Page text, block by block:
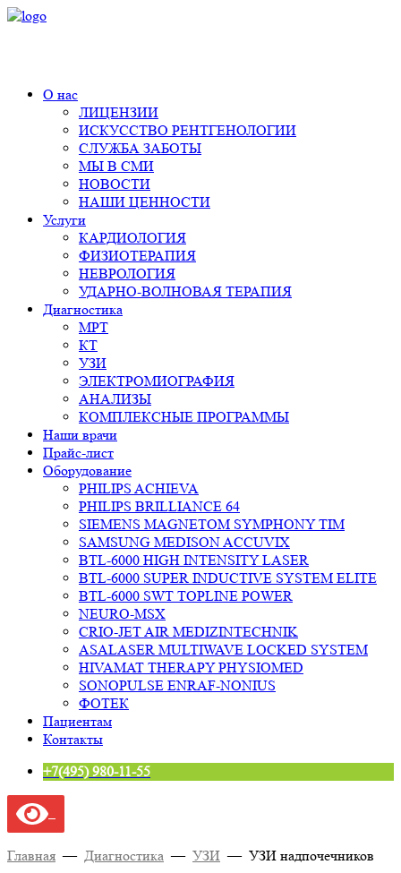
О нас
ЛИЦЕНЗИИ
ИСКУССТВО РЕНТГЕНОЛОГИИ
СЛУЖБА ЗАБОТЫ
МЫ В СМИ
НОВОСТИ
НАШИ ЦЕННОСТИ
Услуги
КАРДИОЛОГИЯ
ФИЗИОТЕРАПИЯ
НЕВРОЛОГИЯ
УДАРНО-ВОЛНОВАЯ ТЕРАПИЯ
Диагностика
МРТ
КТ
УЗИ
ЭЛЕКТРОМИОГРАФИЯ
АНАЛИЗЫ
КОМПЛЕКСНЫЕ ПРОГРАММЫ
Наши врачи
Прайс-лист
Оборудование
PHILIPS ACHIEVA
PHILIPS BRILLIANCE 64
SIEMENS MAGNETOM SYMPHONY TIM
SAMSUNG MEDISON ACCUVIX
BTL-6000 HIGH INTENSITY LASER
BTL-6000 SUPER INDUCTIVE SYSTEM ELITE
BTL-6000 SWT TOPLINE POWER
NEURO-MSX
CRIO-JET AIR MEDIZINTECHNIK
ASALASER MULTIWAVE LOCKED SYSTEM
HIVAMAT THERAPY PHYSIOMED
SONOPULSE ENRAF-NONIUS
ФОТЕК
Пациентам
Контакты
+7(495) 980-11-55
Главная — Диагностика — УЗИ — УЗИ надпочечников